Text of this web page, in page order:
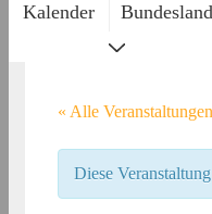
Kalender Bundesland
« Alle Veranstaltungen
Diese